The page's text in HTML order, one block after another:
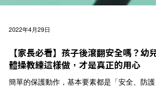
2022年4月29日